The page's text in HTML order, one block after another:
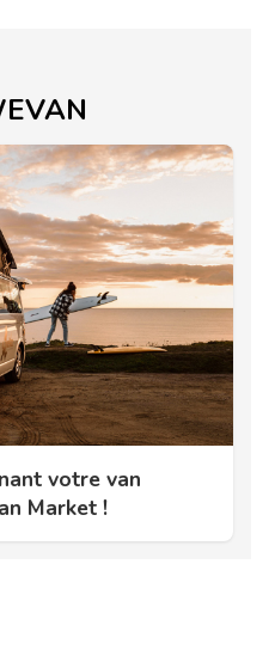
votre van
Market !